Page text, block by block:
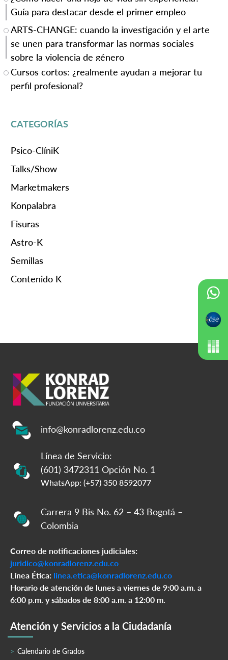
Guía para destacar desde el primer empleo
ARTS-CHANGE: cuando la investigación y el arte
se unen para transformar las normas sociales
sobre la violencia de género
Cursos cortos: ¿realmente ayudan a mejorar tu
perfil profesional?
CATEGORÍAS
Psico-ClíniK
Talks/Show
Marketmakers
Konpalabra
Fisuras
Astro-K
Semillas
Contenido K
info@konradlorenz.edu.co
Línea de Servicio:
(601) 3472311 Opción No. 1
WhatsApp: (+57) 350 8592077
Carrera 9 Bis No. 62 – 43 Bogotá –
Colombia
Correo de notificaciones judiciales:
juridico@konradlorenz.edu.co
Línea Ética: linea.etica@konradlorenz.edu.co
Horario de atención de lunes a viernes de 9:00 a.m. a
6:00 p.m. y sábados de 8:00 a.m. a 12:00 m.
Atención y Servicios a la Ciudadanía
Calendario de Grados